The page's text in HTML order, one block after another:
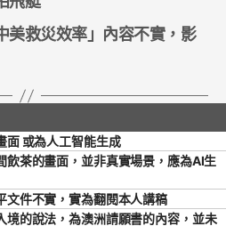
美救災效率」內容不實，影
面 或為人工智能生成
飲茶的畫面，並非真實場景，應為AI生
文件不實，實為翻閱本人講稿
境的說法，為澳洲請願書的內容，並未